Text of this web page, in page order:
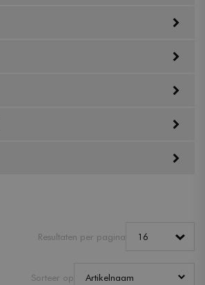
Resultaten per pagina
Sorteer op